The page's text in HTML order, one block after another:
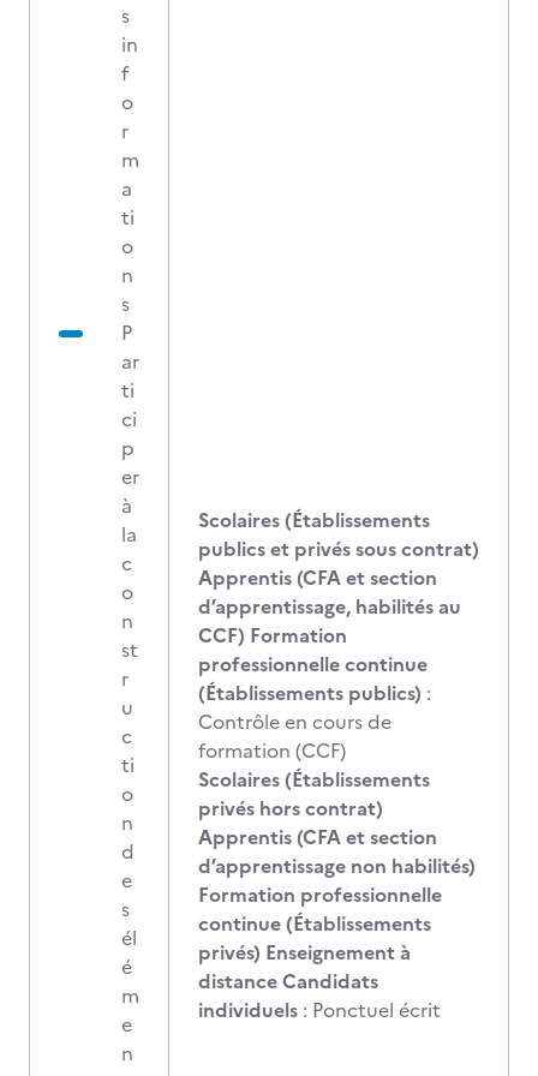
s
in
f
o
r
m
a
ti
o
n
s
P
ar
ti
ci
p
er
à
la
c
o
n
st
r
u
c
ti
o
n
d
e
s
él
é
m
e
n
Scolaires (Établissements
publics et privés sous contrat)
Apprentis (CFA et section
d’apprentissage, habilités au
CCF) Formation
professionnelle continue
(Établissements publics) :
Contrôle en cours de
formation (CCF)
Scolaires (Établissements
privés hors contrat)
Apprentis (CFA et section
d’apprentissage non habilités)
Formation professionnelle
continue (Établissements
privés) Enseignement à
distance Candidats
individuels : Ponctuel écrit